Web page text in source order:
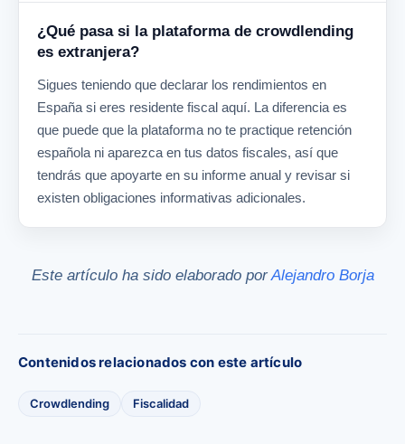
¿Qué pasa si la plataforma de crowdlending
es extranjera?
Sigues teniendo que declarar los rendimientos en
España si eres residente fiscal aquí. La diferencia es
que puede que la plataforma no te practique retención
española ni aparezca en tus datos fiscales, así que
tendrás que apoyarte en su informe anual y revisar si
existen obligaciones informativas adicionales.
Este artículo ha sido elaborado porAlejandro Borja
Contenidos relacionados con este artículo
Crowdlending Fiscalidad